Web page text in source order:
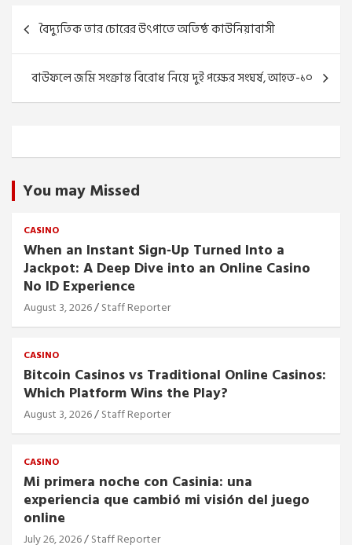
Post
navigation
বৈদ্যুতিক তার চোরের উৎপাতে অতিষ্ঠ কাউনিয়াবাসী
বাউফলে জমি সংক্রান্ত বিরোধ নিয়ে দুই পক্ষের সংঘর্ষ, আহত-১০
You may Missed
CASINO
When an Instant Sign‑Up Turned Into a
Jackpot: A Deep Dive into an Online Casino
No ID Experience
August 3, 2026 Staff Reporter
CASINO
Bitcoin Casinos vs Traditional Online Casinos:
Which Platform Wins the Play?
August 3, 2026 Staff Reporter
CASINO
Mi primera noche con Casinia: una
experiencia que cambió mi visión del juego
online
July 26, 2026 Staff Reporter